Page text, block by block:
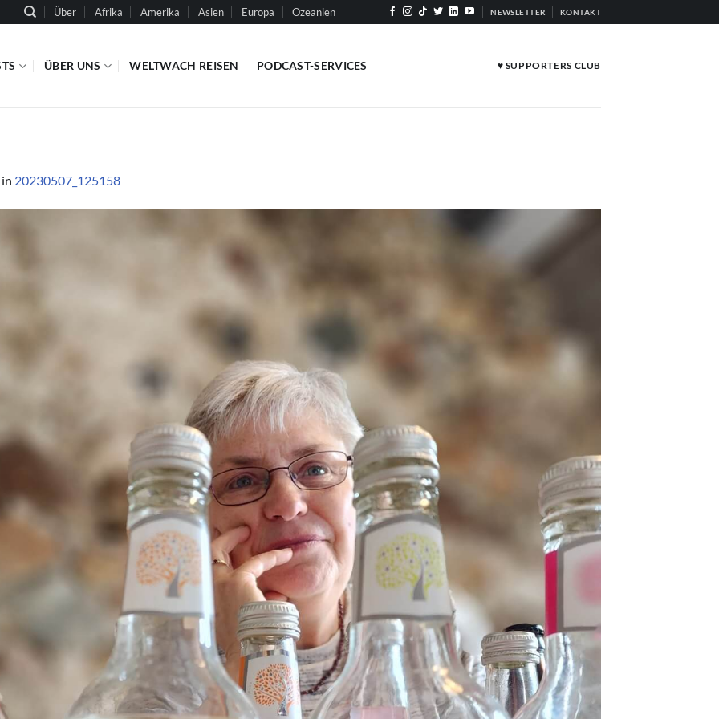
Über Afrika Amerika Asien Europa Ozeanien NEWSLETTER KONTAKT
ÜBER UNS WELTWACH REISEN PODCAST-SERVICES ♥ SUPPORTERS CLUB
in 20230507_125158